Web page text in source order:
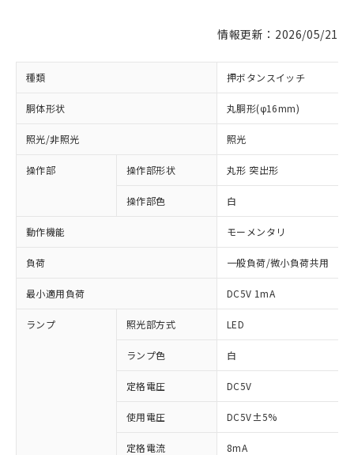
情報更新：2026/05/21
種類 押ボタンスイッチ
胴体形状 丸胴形(φ16mm)
照光/非照光 照光
操作部 操作部形状 丸形 突出形
操作部色 白
動作機能 モーメンタリ
負荷 一般負荷/微小負荷共用
最小適用負荷 DC5V 1mA
ランプ 照光部方式 LED
ランプ色 白
定格電圧 DC5V
使用電圧 DC5V±5%
定格電流 8mA